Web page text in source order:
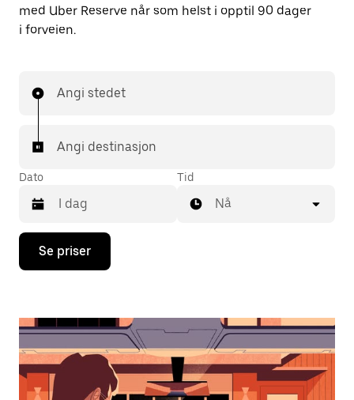
med Uber Reserve når som helst i opptil 90 dager
i forveien.
Angi stedet
Angi destinasjon
Dato
Trykk
piltast
åpne
og
velge
Tid
Nå
Se priser